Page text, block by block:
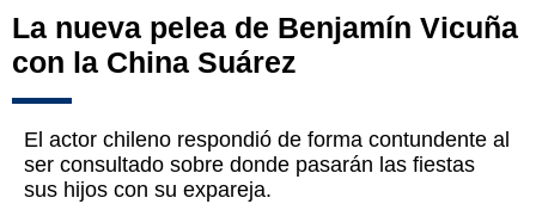
La nueva pelea de Benjamín Vicuña
con la China Suárez
El actor chileno respondió de forma contundente al
ser consultado sobre donde pasarán las fiestas
sus hijos con su expareja.